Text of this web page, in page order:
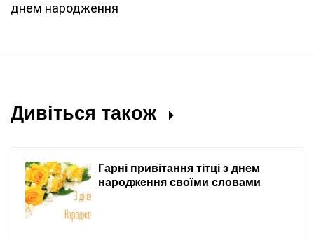
днем народження
Дивіться також
Гарні привітання тітці з днем
народження своїми словами